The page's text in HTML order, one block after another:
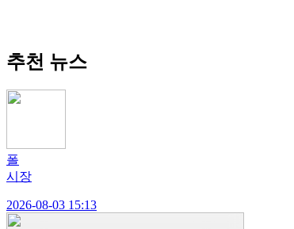
추천 뉴스
폴
시장
2026-08-03 15:13